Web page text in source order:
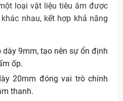
loại vật liệu tiêu âm được
nhau, kết hợp khả năng
dày 9mm, tạo nên sự ổn định
ốp.
20mm đóng vai trò chính
thanh.